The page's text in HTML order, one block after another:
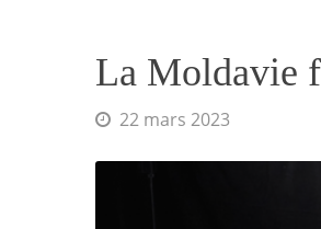
La Moldavie
22 mars 2023